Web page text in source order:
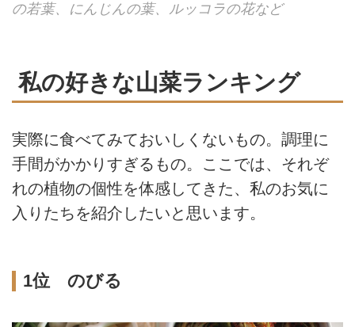
の若葉、にんじんの葉、ルッコラの花など
私の好きな山菜ランキング
実際に食べてみておいしくないもの。調理に
手間がかかりすぎるもの。ここでは、それぞ
れの植物の個性を体感してきた、私のお気に
入りたちを紹介したいと思います。
1位 のびる